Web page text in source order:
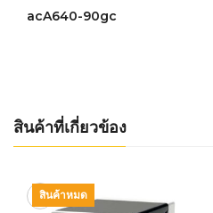
ให้
คะแนน
acA640-90gc
สินค้าที่เกี่ยวข้อง
สินค้าหมด